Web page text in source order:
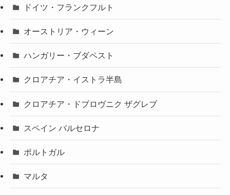
ドイツ・フランクフルト
オーストリア・ウィーン
ハンガリー・ブダペスト
クロアチア・イストラ半島
クロアチア・ドブロヴニク ザグレブ
スペイン バルセロナ
ポルトガル
マルタ